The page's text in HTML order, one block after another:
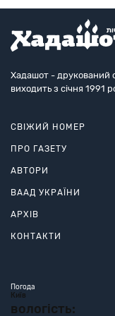
Хадашот - друкований
виходить з січня 1991
СВІЖИЙ НОМЕР
ПРО ГАЗЕТУ
АВТОРИ
ВААД УКРАЇНИ
АРХІВ
КОНТАКТИ
Погода
Київ
вологість: